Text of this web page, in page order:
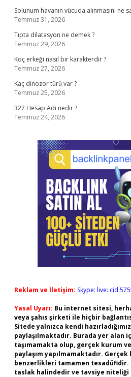
Solunum havanın vücuda alınmasını ne
Temmuz 31, 2026
Tıpta dilatasyon ne demek ?
Temmuz 29, 2026
Koç erkeği nasıl bir karakterdir ?
Temmuz 27, 2026
Kaç dinozor türü var ?
Temmuz 25, 2026
327 Hesap Adı nedir ?
Temmuz 24, 2026
Reklam ve İletişim: Skype:
Yasal Uyarı: Bu internet sitesi,
veya şahıs şirketi ile hiçbir
Sitede yalnızca kendi
paylaşılmaktadır. Burada yer alan
taşımamakta olup, gerçek kurum
paylaşım yapılmamaktadır.
benzerlikleri tamamen
taslak halindedir ve tavsiye niteliği